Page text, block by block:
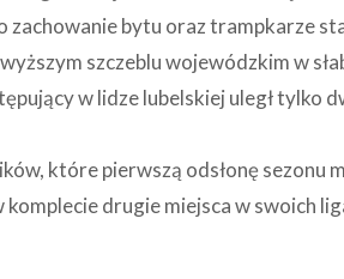
zachowanie bytu oraz trampkarze
szczeblu wojewódzkim w
w lidze lubelskiej uległ tylko
które pierwszą odsłonę
drugie miejsca w swoich